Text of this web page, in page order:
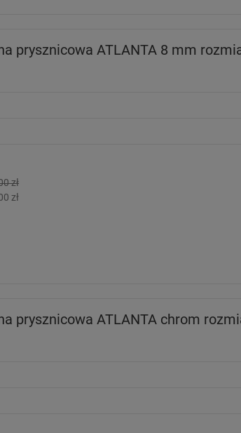
prysznicowa ATLANTA 8 mm
zł
zł
prysznicowa ATLANTA chrom